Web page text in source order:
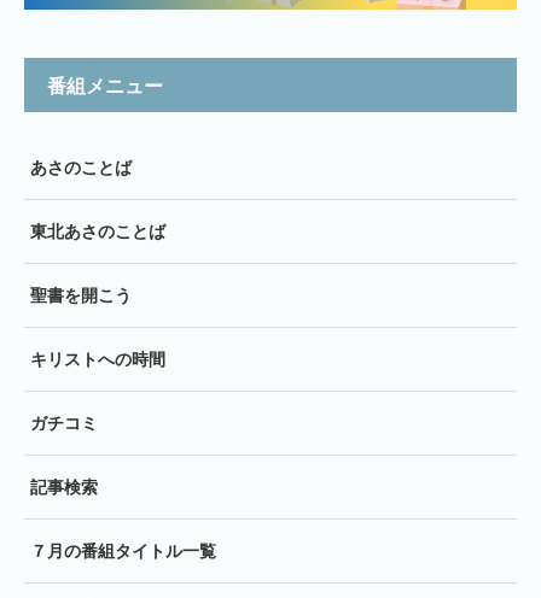
番組メニュー
あさのことば
東北あさのことば
聖書を開こう
キリストへの時間
ガチコミ
記事検索
７月の番組タイトル一覧